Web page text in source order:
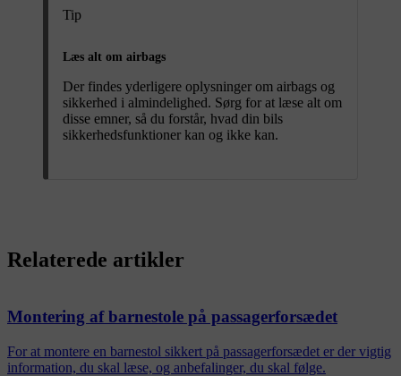
Tip
Læs alt om airbags
Der findes yderligere oplysninger om airbags og
sikkerhed i almindelighed. Sørg for at læse alt om
disse emner, så du forstår, hvad din bils
sikkerhedsfunktioner kan og ikke kan.
Relaterede artikler
Montering af barnestole på passagerforsædet
For at montere en barnestol sikkert på passagerforsædet er der vigtig
information, du skal læse, og anbefalinger, du skal følge.